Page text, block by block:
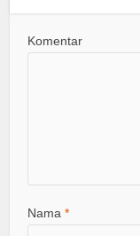
Komentar
Nama*